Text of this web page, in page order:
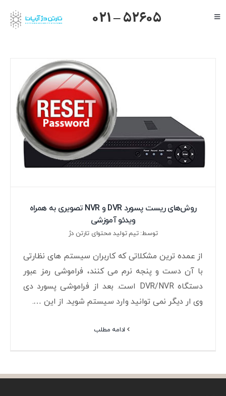
to
Toggle
داهوا
تیاندی
021 – 52605
روش‌های ریست پسورد DVR و NVR تصویری به همراه
ویدئو آموزشی
توسط: تیم تولید محتوای تارتن دژ
از عمده ترین مشکلاتی که کاربران سیستم های نظارتی
با آن دست و پنجه نرم می کنند، فراموشی رمز عبور
دستگاه DVR/NVR است. بعد از فراموشی پسورد دی
وی ار دیگر نمی توانید وارد سیستم شوید. از این ….
ادامه مطلب